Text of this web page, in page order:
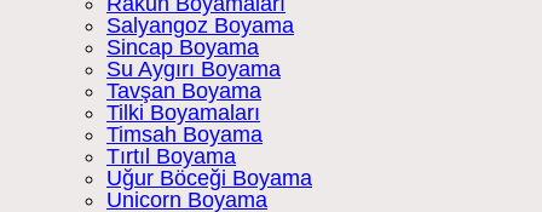
Salyangoz Boyama
Sincap Boyama
Su Aygırı Boyama
Tavşan Boyama
Tilki Boyamaları
Timsah Boyama
Tırtıl Boyama
Uğur Böceği Boyama
Unicorn Boyama